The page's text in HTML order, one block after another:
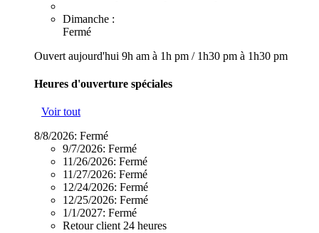
Dimanche :
Fermé
Ouvert aujourd'hui 9h am à 1h pm / 1h30 pm à 1h30 pm
Heures d'ouverture spéciales
Voir tout
8/8/2026: Fermé
9/7/2026: Fermé
11/26/2026: Fermé
11/27/2026: Fermé
12/24/2026: Fermé
12/25/2026: Fermé
1/1/2027: Fermé
Retour client 24 heures